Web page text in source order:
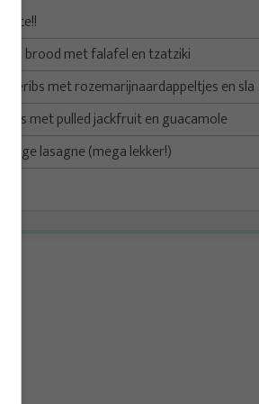
Update!!
Turks brood met falafel en tzatziki
Spareribs met rozemarijnaardappeltjes en sla
Taco’s met pulled jackfruit en guacamole
Kruidige lasagne (mega lekker!)